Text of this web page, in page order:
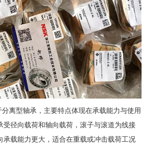
离型轴承，主要特点体现在承载能力与使用
受径向载荷和轴向载荷，滚子与滚道为线接
承载能力更大，适合在重载或冲击载荷工况